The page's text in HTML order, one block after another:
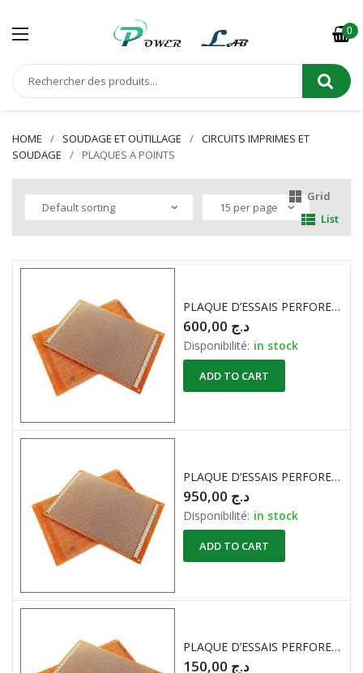
0
HOME SOUDAGE ET OUTILLAGE
CIRCUITS IMPRIMES ET
SOUDAGE
PLAQUES A POINTS
Grid
List
PLAQUE D’ESSAIS PERFORE BAKELITE ( 13cm X 25cm )
د.ج
Disponibilité: in stock
ADD TO CART
PLAQUE D’ESSAIS PERFORE BAKELITE ( 21cm X 30cm )
د.ج
Disponibilité: in stock
ADD TO CART
PLAQUE D’ESSAIS PERFORE BAKELITE ( 5cm X 7cm )
د.ج